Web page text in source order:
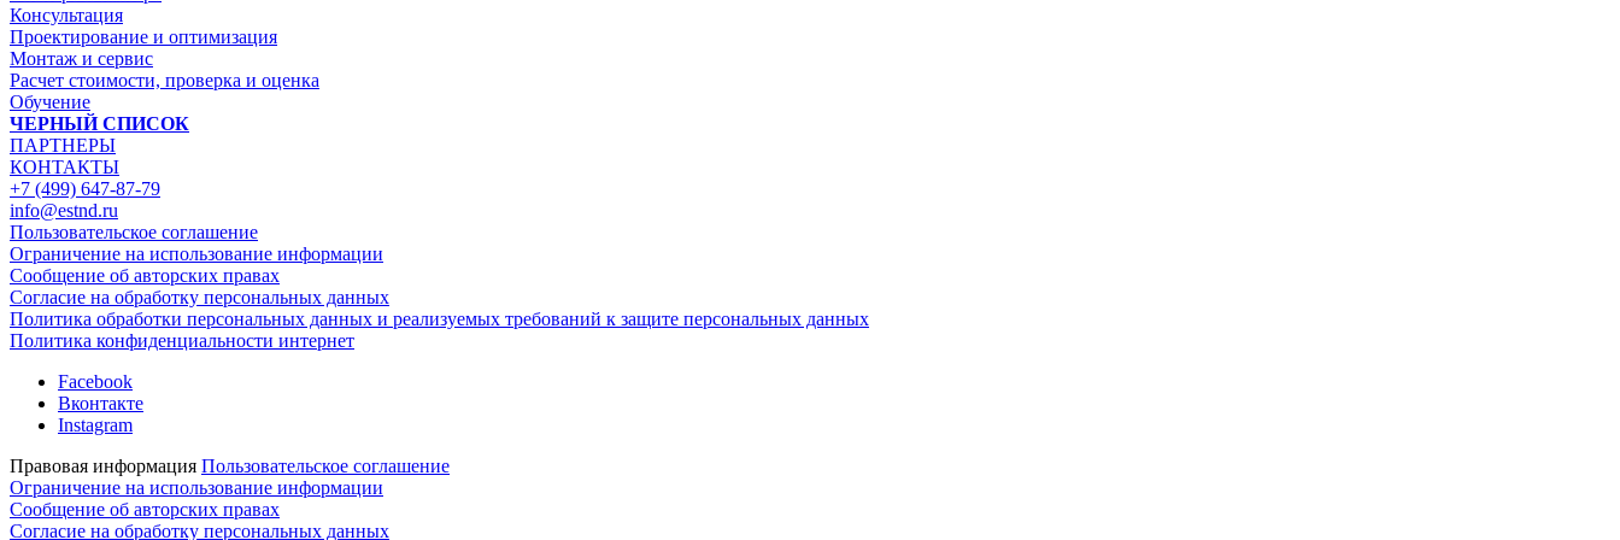
Консультация
Проектирование и оптимизация
Монтаж и сервис
Расчет стоимости, проверка и оценка
Обучение
ЧЕРНЫЙ СПИСОК
ПАРТНЕРЫ
КОНТАКТЫ
+7 (499) 647-87-79
info@estnd.ru
Пользовательское соглашение
Ограничение на использование информации
Сообщение об авторских правах
Согласие на обработку персональных данных
Политика обработки персональных данных и реализуемых требований к защите персональных данных
Политика конфиденциальности интернет
Facebook
Вконтакте
Instagram
Правовая информация Пользовательское соглашение
Ограничение на использование информации
Сообщение об авторских правах
Согласие на обработку персональных данных